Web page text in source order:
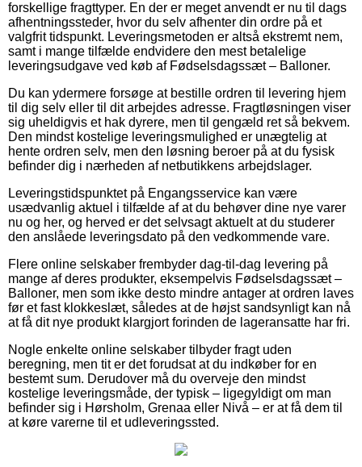
forskellige fragttyper. En der er meget anvendt er nu til dags
afhentningssteder, hvor du selv afhenter din ordre på et
valgfrit tidspunkt. Leveringsmetoden er altså ekstremt nem,
samt i mange tilfælde endvidere den mest betalelige
leveringsudgave ved køb af Fødselsdagssæt – Balloner.
Du kan ydermere forsøge at bestille ordren til levering hjem
til dig selv eller til dit arbejdes adresse. Fragtløsningen viser
sig uheldigvis et hak dyrere, men til gengæld ret så bekvem.
Den mindst kostelige leveringsmulighed er unægtelig at
hente ordren selv, men den løsning beroer på at du fysisk
befinder dig i nærheden af netbutikkens arbejdslager.
Leveringstidspunktet på Engangsservice kan være
usædvanlig aktuel i tilfælde af at du behøver dine nye varer
nu og her, og herved er det selvsagt aktuelt at du studerer
den anslåede leveringsdato på den vedkommende vare.
Flere online selskaber frembyder dag-til-dag levering på
mange af deres produkter, eksempelvis Fødselsdagssæt –
Balloner, men som ikke desto mindre antager at ordren laves
før et fast klokkeslæt, således at de højst sandsynligt kan nå
at få dit nye produkt klargjort forinden de lageransatte har fri.
Nogle enkelte online selskaber tilbyder fragt uden
beregning, men tit er det forudsat at du indkøber for en
bestemt sum. Derudover må du overveje den mindst
kostelige leveringsmåde, der typisk – ligegyldigt om man
befinder sig i Hørsholm, Grenaa eller Nivå – er at få dem til
at køre varerne til et udleveringssted.